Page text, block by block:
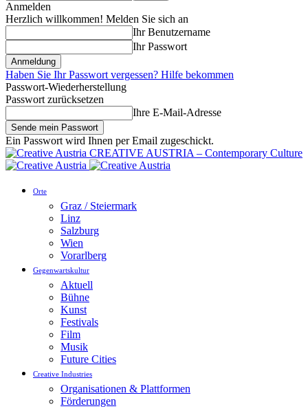
Anmelden
Herzlich willkommen! Melden Sie sich an
Ihr Benutzername
Ihr Passwort
Haben Sie Ihr Passwort vergessen? Hilfe bekommen
Passwort-Wiederherstellung
Passwort zurücksetzen
Ihre E-Mail-Adresse
Ein Passwort wird Ihnen per Email zugeschickt.
CREATIVE AUSTRIA – Contemporary Culture
Orte
Graz / Steiermark
Linz
Salzburg
Wien
Vorarlberg
Gegenwartskultur
Aktuell
Bühne
Kunst
Festivals
Film
Musik
Future Cities
Creative Industries
Organisationen & Plattformen
Förderungen